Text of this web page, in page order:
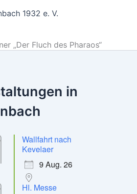
1932 e. V.
„Der Fluch des Pharaos“
in
Wallfahrt nach
Kevelaer
9 Aug. 26
Hl. Messe